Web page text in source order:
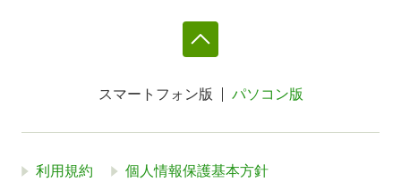
スマートフォン版 パソコン版
利用規約 個人情報保護基本方針